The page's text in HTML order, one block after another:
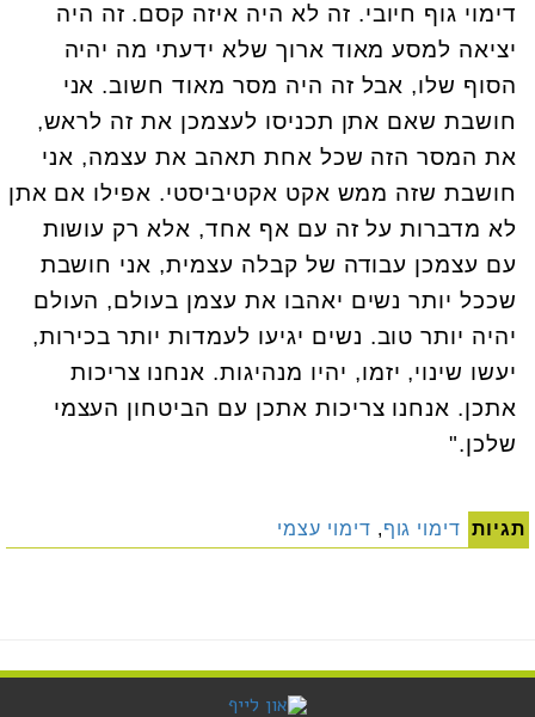
דימוי גוף חיובי. זה לא היה איזה קסם. זה היה
יציאה למסע מאוד ארוך שלא ידעתי מה יהיה
הסוף שלו, אבל זה היה מסר מאוד חשוב. אני
חושבת שאם אתן תכניסו לעצמכן את זה לראש,
את המסר הזה שכל אחת תאהב את עצמה, אני
חושבת שזה ממש אקט אקטיביסטי. אפילו אם אתן
לא מדברות על זה עם אף אחד, אלא רק עושות
עם עצמכן עבודה של קבלה עצמית, אני חושבת
שככל יותר נשים יאהבו את עצמן בעולם, העולם
יהיה יותר טוב. נשים יגיעו לעמדות יותר בכירות,
יעשו שינוי, יזמו, יהיו מנהיגות. אנחנו צריכות
אתכן. אנחנו צריכות אתכן עם הביטחון העצמי
שלכן."
תגיות דימוי גוף, דימוי עצמי